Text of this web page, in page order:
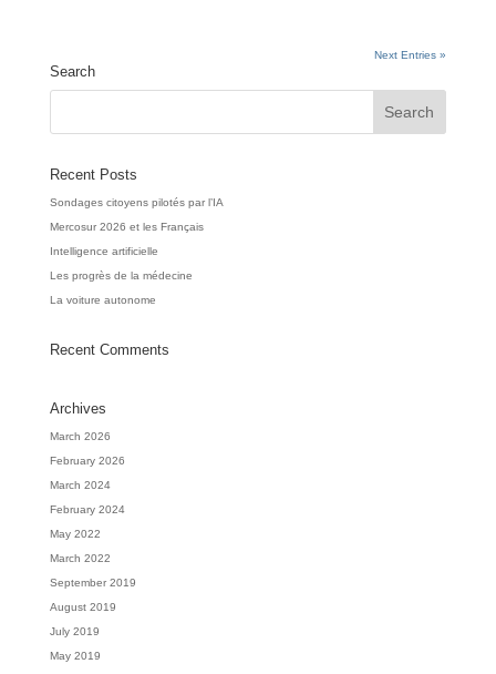
Next Entries »
Search
Recent Posts
Sondages citoyens pilotés par l’IA
Mercosur 2026 et les Français
Intelligence artificielle
Les progrès de la médecine
La voiture autonome
Recent Comments
Archives
March 2026
February 2026
March 2024
February 2024
May 2022
March 2022
September 2019
August 2019
July 2019
May 2019